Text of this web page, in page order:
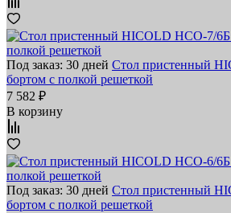
Под заказ: 30 дней Стол пристенный
бортом с полкой решеткой
7 582 ₽
В корзину
Под заказ: 30 дней Стол пристенный
бортом с полкой решеткой